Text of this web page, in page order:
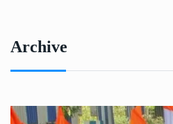
Archive